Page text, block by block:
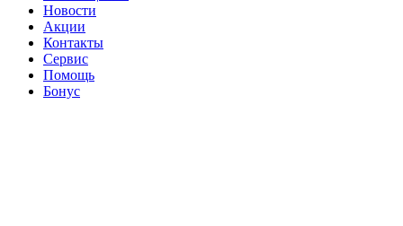
Новости
Акции
Контакты
Сервис
Помощь
Бонус